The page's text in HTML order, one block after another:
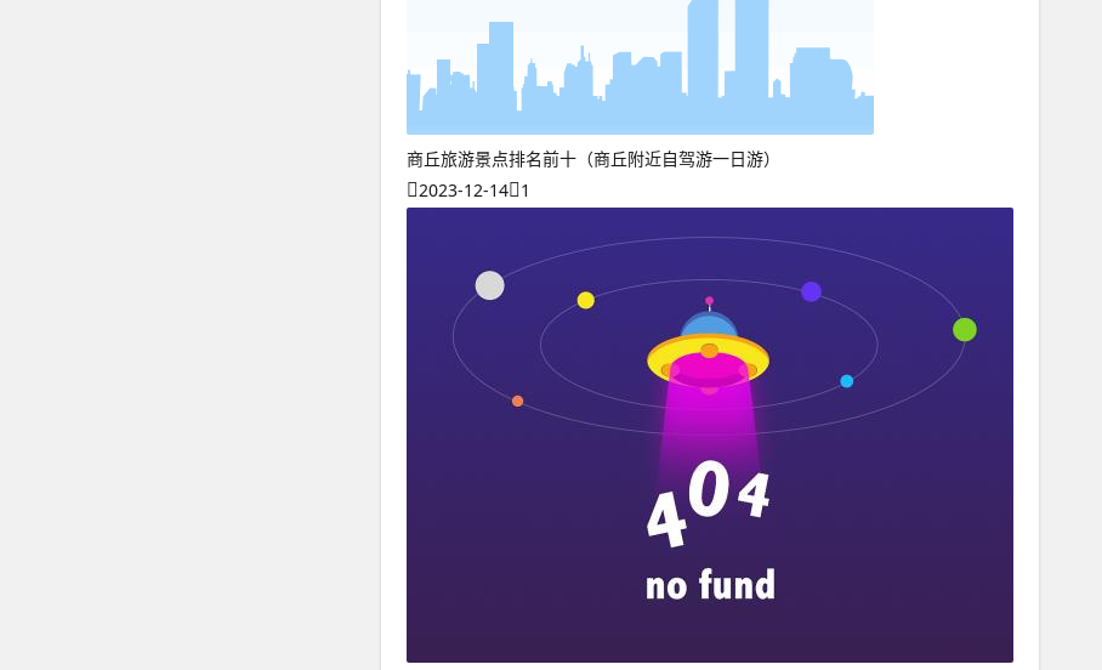
商丘旅游景点排名前十（商丘附近自驾游一日游）
2023-12-14 1